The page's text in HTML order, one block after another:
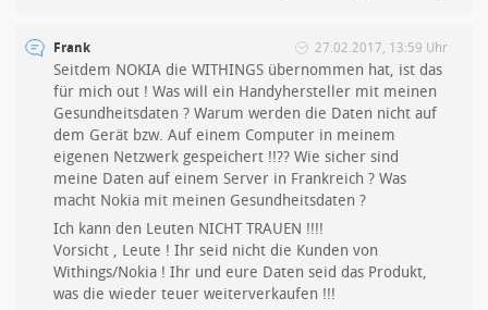
Frank 27.02.2017, 13:59 Uhr
Seitdem NOKIA die WITHINGS übernommen hat, ist das
für mich out ! Was will ein Handyhersteller mit meinen
Gesundheitsdaten ? Warum werden die Daten nicht auf
dem Gerät bzw. Auf einem Computer in meinem
eigenen Netzwerk gespeichert !!?? Wie sicher sind
meine Daten auf einem Server in Frankreich ? Was
macht Nokia mit meinen Gesundheitsdaten ?
Ich kann den Leuten NICHT TRAUEN !!!!
Vorsicht , Leute ! Ihr seid nicht die Kunden von
Withings/Nokia ! Ihr und eure Daten seid das Produkt,
was die wieder teuer weiterverkaufen !!!